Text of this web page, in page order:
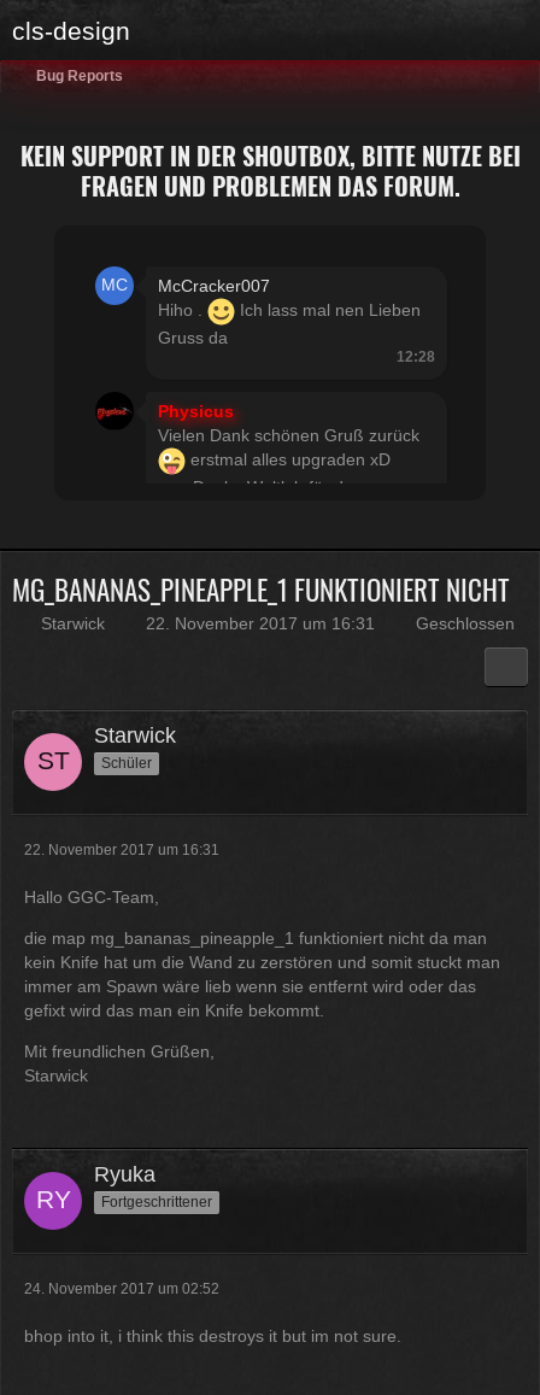
cls-design
Bug Reports
KEIN SUPPORT IN DER SHOUTBOX, BITTE NUTZE BEI
FRAGEN UND PROBLEMEN DAS FORUM.
McCracker007
Hiho .
Ich lass mal nen Lieben
Gruss da
12:28
Physicus
Vielen Dank schönen Gruß zurück
erstmal alles upgraden xD
usw Danke Woltlab für den
Physicus
Twitch-Box 6.2.0 in Arbeit
Muss ich auch alles machen .
Kratze gerade alles an geld
Plugins haben und dann noch mal
65 für Forum Update.
Ja bei mir sind es 130 € für
Woltlab und Plugins und Designs
auch so um locker flockig 50-60 €
ätzend, wie schnell alles
einem aus der Tasche gezogen
wenn man innerhalb 2 Jahre das
Forum Update kauft kostet es nur
11:18
MG_BANANAS_PINEAPPLE_1 FUNKTIONIERT NICHT
Starwick 22. November 2017 um 16:31 Geschlossen
Starwick
Schüler
22. November 2017 um 16:31
Hallo GGC-Team,
die map mg_bananas_pineapple_1 funktioniert nicht da man
kein Knife hat um die Wand zu zerstören und somit stuckt man
immer am Spawn wäre lieb wenn sie entfernt wird oder das
gefixt wird das man ein Knife bekommt.
Mit freundlichen Grüßen,
Starwick
Ryuka
Fortgeschrittener
24. November 2017 um 02:52
bhop into it, i think this destroys it but im not sure.